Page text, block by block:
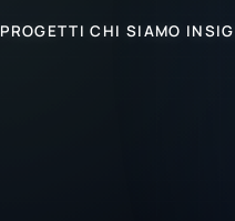
PROGETTICHI SIAMO